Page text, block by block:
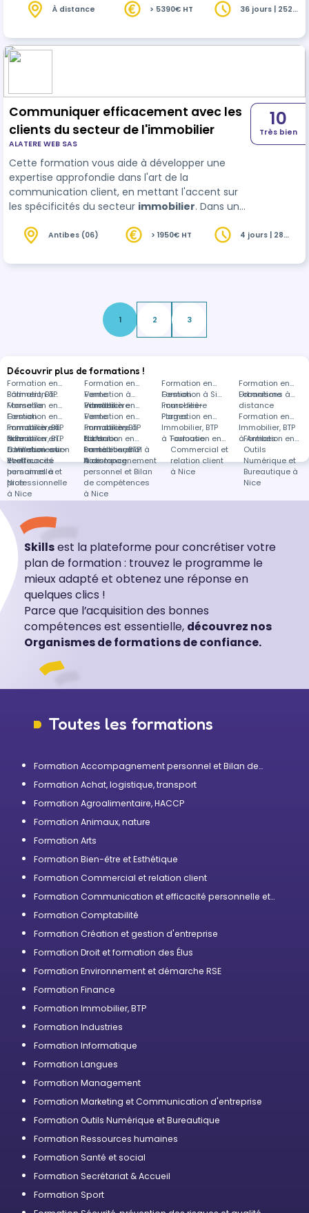
programme ainsi que le tarif peuvent être
À distance > 5390€ HT
36 jours | 252
Communiquer efficacement avec les
clients du secteur de l'immobilier
ALATERE WEB SAS
Cette formation vous aide à développer une
expertise approfondie dans l'art de la
communication client, en mettant l'accent sur
les spécificités du secteur immobilier. Dans un
communication client est une compétence
transaction réussie et une opportunité manquée.
10
Très bien
Antibes (06) > 1950€ HT
4 jours | 28
1 2 3
Découvrir plus de formations !
Formation en
Bâtiment, BTP
Formation en
Vente
immobilière
Formation en
Gestion
immobilière
Formation en
Urbanisme
Formation à
Marseille
Formation à
Vitrolles
Formation à Six-
Fours-les-
Plages
Formations à
distance
Formation en
Gestion
immobilière à
Nice
Formation en
Vente
immobilière à
Nice
Formation en
Immobilier, BTP
à Paris
Formation en
Immobilier, BTP
à L'Union
Formation en
Immobilier, BTP
à Toulouse
Formation en
Immobilier, BTP
à Antibes
Formation en
Immobilier, BTP
à Villebon-sur-
Yvette
Formations
dans
Immobilier, BTP
à distance
Formation en
Communication
et efficacité
personnelle et
professionnelle
à Nice
Formation en
Santé et social à
Nice
Formation en
Commercial et
relation client
à Nice
Formation en
Outils
Numérique et
Bureautique à
Nice
Formation en
Ressources
humaines à
Nice
Formation en
Accompagnement
personnel et Bilan
de compétences
à Nice
Skillsest la plateforme pour concrétiser votre
plan de formation : trouvez le programme le
mieux adapté et obtenez une réponse en
quelques clics !
Parce que l’acquisition des bonnes
compétences est essentielle, découvrez nos
Organismes de formations de confiance.
Toutes les formations
Formation Accompagnement personnel et Bilan de
Formation Achat, logistique, transport
Formation Agroalimentaire, HACCP
Formation Animaux, nature
Formation Arts
Formation Bien-être et Esthétique
Formation Commercial et relation client
Formation Communication et efficacité personnelle et
Formation Comptabilité
Formation Création et gestion d'entreprise
Formation Droit et formation des Élus
Formation Environnement et démarche RSE
Formation Finance
Formation Immobilier, BTP
Formation Industries
Formation Informatique
Formation Langues
Formation Management
Formation Marketing et Communication d'entreprise
Formation Outils Numérique et Bureautique
Formation Ressources humaines
Formation Santé et social
Formation Secrétariat & Accueil
Formation Sport